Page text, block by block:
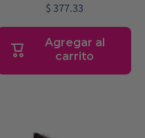
$ 377.33
Agregar al
carrito